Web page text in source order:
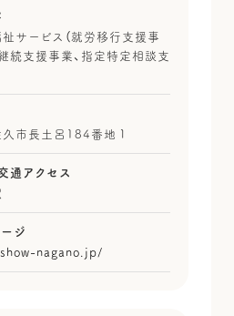
サービス（就労移行支援事
続支援事業、指定特定相談支
久市長土呂184番地１
通アクセス
ジ
nagano.jp/